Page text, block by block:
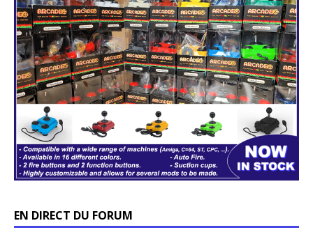
EN DIRECT DU FORUM